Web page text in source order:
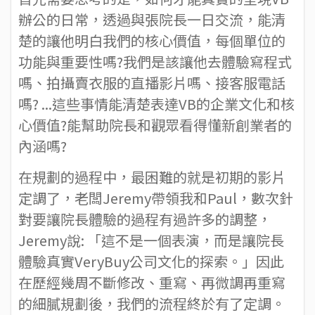
辦公的日常，透過與張院長一日交流，能清
楚的讓他明白我們的核心價值，每個單位的
功能與重要性嗎?我們是該讓他去體驗寫程式
嗎、拍攝賣衣服的直播影片嗎、接客服電話
嗎? ...這些事情能清楚表達VB的企業文化和核
心價值?能幫助院長和觀眾看得懂新創業者的
內涵嗎?
在規劃的過程中，最困難的就是初期的影片
定調了，老闆Jeremy帶領我和Paul，數次針
對要讓院長體驗的過程有過許多的調整，
Jeremy說: 「這不是一個表演，而是讓院長
體驗真實VeryBuy公司文化的探索。」因此
在歷經幾周不斷修改、重寫、再微調再重寫
的細膩規劃後，我們的流程終於有了定調。